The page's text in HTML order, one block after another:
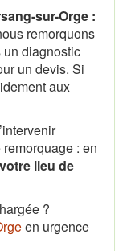
sur-Orge :
remorquons
un diagnostic
un devis. Si
aux
: en
lieu de
?
en urgence